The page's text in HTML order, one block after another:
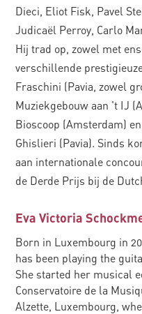
Dieci, Eliot Fisk, Pavel
Judicaël Perroy, Carlo
Hij trad op, zowel met
verschillende
Fraschini (Pavia, zowel
Muziekgebouw aan 't IJ
Bioscoop (Amsterdam)
Ghislieri (Pavia). Sinds
aan internationale
de Derde Prijs bij de
Eva Victoria
Born in Luxembourg in
has been playing the
She started her musical
Conservatoire de la
Alzette, Luxembourg,